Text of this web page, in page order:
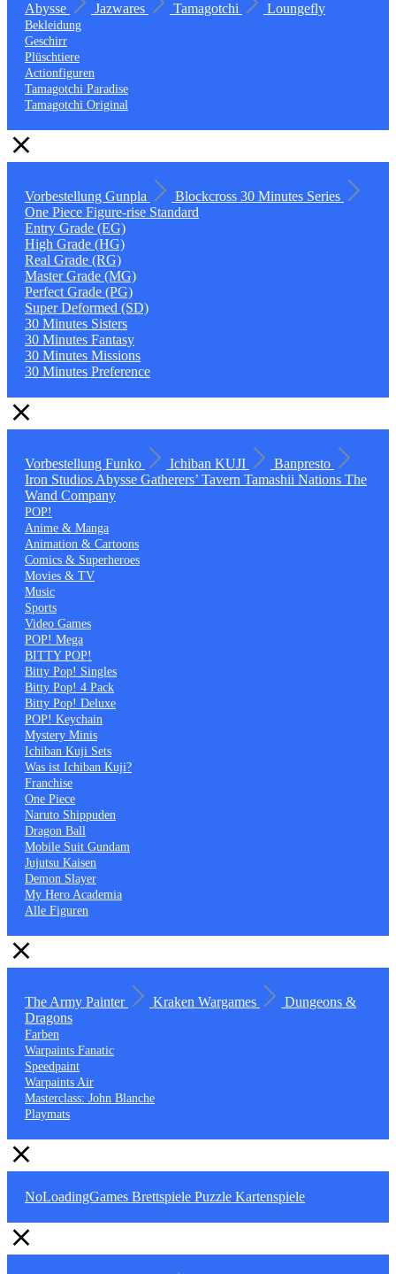
Abysse Jazwares Tamagotchi Loungefly
Bekleidung
Geschirr
Plüschtiere
Actionfiguren
Tamagotchi Paradise
Tamagotchi Original
Vorbestellung Gunpla Blockcross 30 Minutes Series
One Piece Figure-rise Standard
Entry Grade (EG)
High Grade (HG)
Real Grade (RG)
Master Grade (MG)
Perfect Grade (PG)
Super Deformed (SD)
30 Minutes Sisters
30 Minutes Fantasy
30 Minutes Missions
30 Minutes Preference
Vorbestellung Funko Ichiban KUJI
Banpresto
Iron Studios Abysse Gatherers’ Tavern Tamashii Nations The
Wand Company
POP!
Anime & Manga
Animation & Cartoons
Comics & Superheroes
Movies & TV
Music
Sports
Video Games
POP! Mega
BITTY POP!
Bitty Pop! Singles
Bitty Pop! 4 Pack
Bitty Pop! Deluxe
POP! Keychain
Mystery Minis
Ichiban Kuji Sets
Was ist Ichiban Kuji?
Franchise
One Piece
Naruto Shippuden
Dragon Ball
Mobile Suit Gundam
Jujutsu Kaisen
Demon Slayer
My Hero Academia
Alle Figuren
The Army Painter Kraken Wargames
Dungeons &
Dragons
Farben
Warpaints Fanatic
Speedpaint
Warpaints Air
Masterclass: John Blanche
Playmats
NoLoadingGames Brettspiele Puzzle Kartenspiele